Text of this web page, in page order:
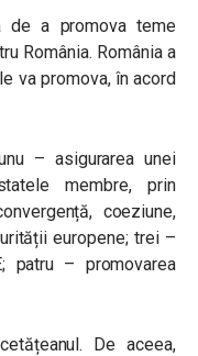
de a promova teme
România. România a
va promova, în acord
– asigurarea unei
membre, prin
coeziune,
europene; trei –
patru – promovarea
De aceea,